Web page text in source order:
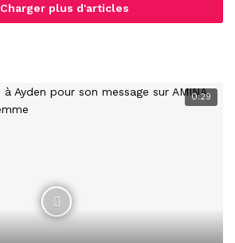
Charger plus d'articles
0:29